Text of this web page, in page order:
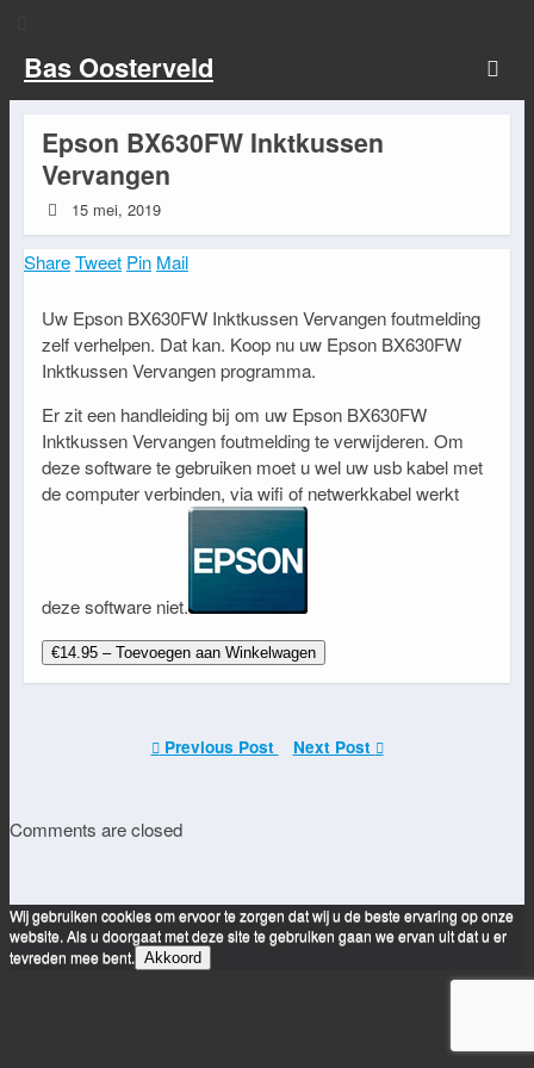
Bas Oosterveld
Epson BX630FW Inktkussen
Vervangen
15 mei, 2019
ShareTweet Pin Mail
Uw Epson BX630FW Inktkussen Vervangen foutmelding
zelf verhelpen. Dat kan. Koop nu uw Epson BX630FW
Inktkussen Vervangen programma.
Er zit een handleiding bij om uw Epson BX630FW
Inktkussen Vervangen foutmelding te verwijderen. Om
deze software te gebruiken moet u wel uw usb kabel met
de computer verbinden, via wifi of netwerkkabel werkt
deze software niet.
€14.95 – Toevoegen aan Winkelwagen
Previous Post Next Post
Comments are closed
Wij gebruiken cookies om ervoor te zorgen dat wij u de beste ervaring op onze
website. Als u doorgaat met deze site te gebruiken gaan we ervan uit dat u er
tevreden mee bent. Akkoord